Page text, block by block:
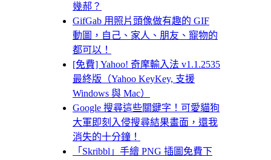
幾郝？
GifGab 用照片頭像做有趣的 GIF
動圖，自己、家人、朋友、寵物的
都可以！
[免費] Yahoo! 奇摩輸入法 v1.1.2535
最終版（Yahoo KeyKey, 支援
Windows 與 Mac）
Google 搜尋這些關鍵字！可愛貓狗
大軍即刻入侵搜尋結果畫面，還我
消失的十分鐘！
「Skribbl」手繪 PNG 插圖免費下